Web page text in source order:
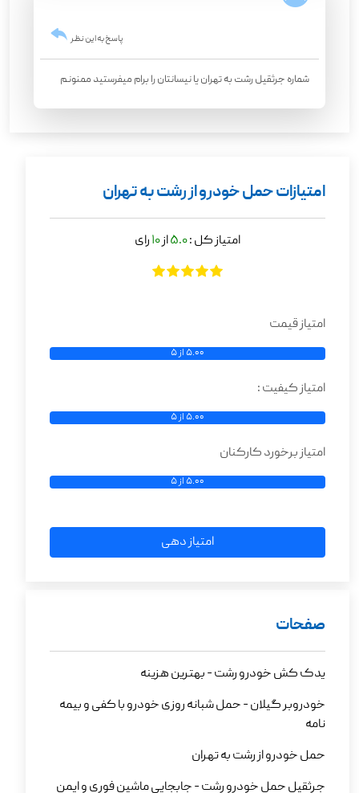
پاسخ به این نظر
شماره جرثقیل رشت به تهران یا نیسانتان را برام میفرستید ممنونم
امتیازات حمل خودرو از رشت به تهران
امتیاز کل :5.0از10رای
امتیاز قیمت
5.00 از 5
امتیاز کیفیت :
5.00 از 5
امتیاز برخورد کارکنان
5.00 از 5
امتیاز دهی
صفحات
یدک کش خودرو رشت - بهترین هزینه
خودروبر گیلان - حمل شبانه روزی خودرو با کفی و بیمه
نامه
حمل خودرو از رشت به تهران
جرثقیل حمل خودرو رشت - جابجایی ماشین فوری و ایمن